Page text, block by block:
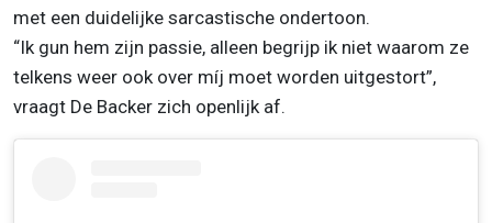
met een duidelijke sarcastische ondertoon.
“Ik gun hem zijn passie, alleen begrijp ik niet waarom ze
telkens weer ook over míj moet worden uitgestort”,
vraagt De Backer zich openlijk af.